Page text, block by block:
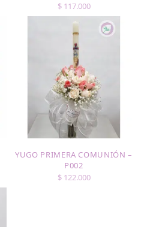
$117.000
YUGO PRIMERA COMUNIÓN –
P002
$122.000